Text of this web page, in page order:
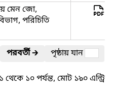
মেন জো,
পরিচিতি
পরবর্তী🡲 পৃষ্ঠায় যান
১০ পর্যন্ত, মোট ১৯০ এন্ট্রি